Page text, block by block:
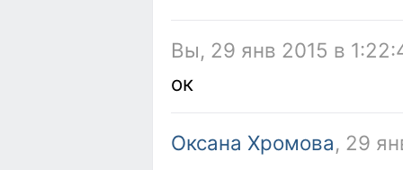
Вы, 29 янв 2015 в
ок
Оксана Хромова, 29